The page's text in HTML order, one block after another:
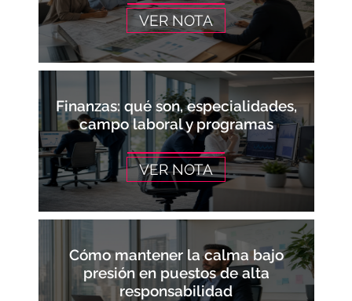
VER NOTA
Finanzas: qué son, especialidades,
campo laboral y programas
VER NOTA
Cómo mantener la calma bajo
presión en puestos de alta
responsabilidad